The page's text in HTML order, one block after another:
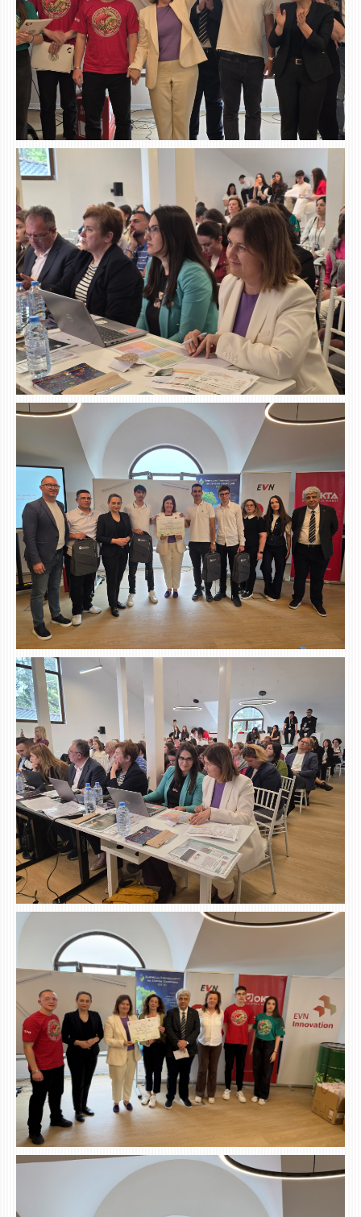
СТУДИИ
I ЦИКЛУС - ДОДИПЛОМСКИ
II ЦИКЛУС - ПОСЛЕДИПЛОМСКИ
III ЦИКЛУС - ДОКТОРСКИ
МЕЃУНАРОДНА РАЗМЕНА
ЕКВИВАЛЕНЦИИ ОД СТАРИ СТУДИСКИ ПРОГРАМИ
ОГЛАСНА ТАБЛА
СООПШТЕНИЈА
СТУДЕНТСКА СЛУЖБА
БИБЛИОТЕКА
ДА ВИНЧИ МАГАЗИН
СТИПЕНДИИ/ПРАКСИ
СТИПЕНДИИ
ПРАКСИ